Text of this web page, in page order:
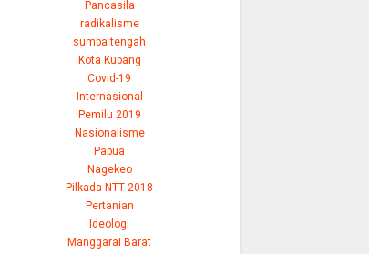
Pancasila
radikalisme
sumba tengah
Kota Kupang
Covid-19
Internasional
Pemilu 2019
Nasionalisme
Papua
Nagekeo
Pilkada NTT 2018
Pertanian
Ideologi
Manggarai Barat